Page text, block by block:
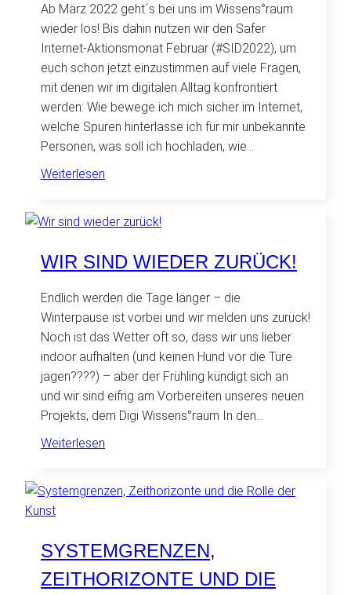
Ab März 2022 geht´s bei uns im Wissens°raum
wieder los! Bis dahin nutzen wir den Safer
Internet-Aktionsmonat Februar (#SID2022), um
euch schon jetzt einzustimmen auf viele Fragen,
mit denen wir im digitalen Alltag konfrontiert
werden: Wie bewege ich mich sicher im Internet,
welche Spuren hinterlasse ich für mir unbekannte
Personen, was soll ich hochladen, wie…
Weiterlesen
Internet
WIR SIND WIEDER ZURÜCK!
Endlich werden die Tage länger – die
Winterpause ist vorbei und wir melden uns zurück!
Noch ist das Wetter oft so, dass wir uns lieber
indoor aufhalten (und keinen Hund vor die Türe
jagen????) – aber der Frühling kündigt sich an
und wir sind eifrig am Vorbereiten unseres neuen
Projekts, dem Digi Wissens°raum In den…
Weiterlesen
wieder
SYSTEMGRENZEN,
ZEITHORIZONTE UND DIE